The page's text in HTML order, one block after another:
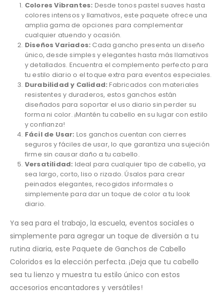
Colores Vibrantes: Desde tonos pastel suaves hasta
colores intensos y llamativos, este paquete ofrece una
amplia gama de opciones para complementar
cualquier atuendo y ocasión.
Diseños Variados: Cada gancho presenta un diseño
único, desde simples y elegantes hasta más llamativos
y detallados. Encuentra el complemento perfecto para
tu estilo diario o el toque extra para eventos especiales.
Durabilidad y Calidad: Fabricados con materiales
resistentes y duraderos, estos ganchos están
diseñados para soportar el uso diario sin perder su
forma ni color. ¡Mantén tu cabello en su lugar con estilo
y confianza!
Fácil de Usar: Los ganchos cuentan con cierres
seguros y fáciles de usar, lo que garantiza una sujeción
firme sin causar daño a tu cabello.
Versatilidad: Ideal para cualquier tipo de cabello, ya
sea largo, corto, liso o rizado. Úsalos para crear
peinados elegantes, recogidos informales o
simplemente para dar un toque de color a tu look
diario.
Ya sea para el trabajo, la escuela, eventos sociales o
simplemente para agregar un toque de diversión a tu
rutina diaria, este Paquete de Ganchos de Cabello
Coloridos es la elección perfecta. ¡Deja que tu cabello
sea tu lienzo y muestra tu estilo único con estos
accesorios encantadores y versátiles!